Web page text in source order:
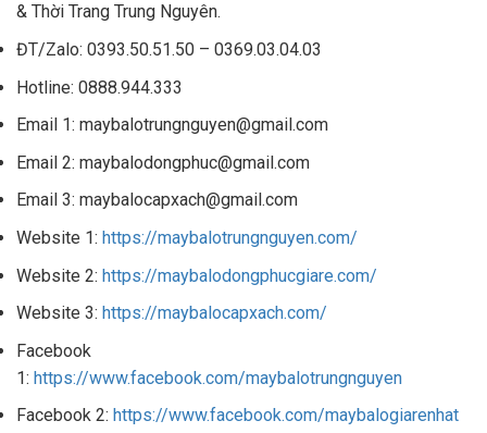
& Thời Trang Trung Nguyên.
ĐT/Zalo: 0393.50.51.50 – 0369.03.04.03
Hotline: 0888.944.333
Email 1: maybalotrungnguyen@gmail.com
Email 2: maybalodongphuc@gmail.com
Email 3: maybalocapxach@gmail.com
Website 1: https://maybalotrungnguyen.com/
Website 2: https://maybalodongphucgiare.com/
Website 3: https://maybalocapxach.com/
Facebook
1: https://www.facebook.com/maybalotrungnguyen
Facebook 2: https://www.facebook.com/maybalogiarenhat